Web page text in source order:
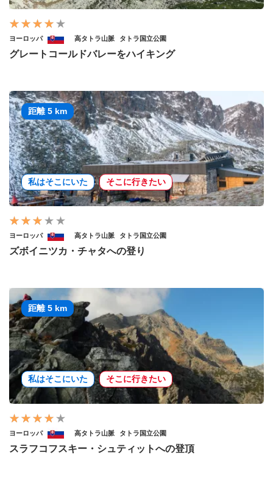
ヨーロッパ 高タトラ山脈 タトラ国立公園
グレートコールドバレーをハイキング
距離 5 km
私はそこにいた そこに行きたい
ヨーロッパ 高タトラ山脈 タトラ国立公園
ズボイニツカ・チャタへの登り
距離 5 km
私はそこにいた そこに行きたい
ヨーロッパ 高タトラ山脈 タトラ国立公園
スラフコフスキー・シュティットへの登頂